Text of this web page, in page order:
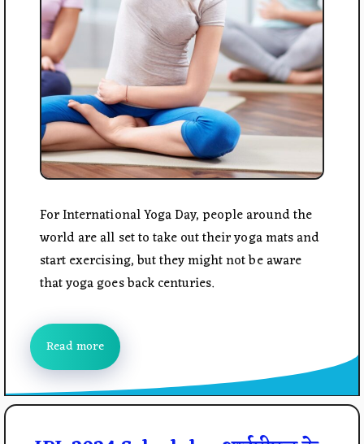
For International Yoga Day, people around the
world are all set to take out their yoga mats and
start exercising, but they might not be aware
that yoga goes back centuries.
Read more